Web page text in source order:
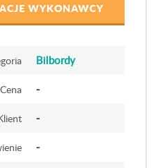
WYKONAWCY
Bilbordy
Cena -
-
-